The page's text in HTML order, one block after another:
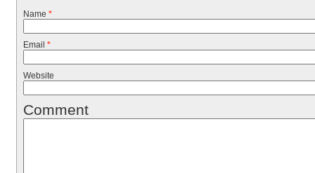
Name *
Email *
Website
Comment